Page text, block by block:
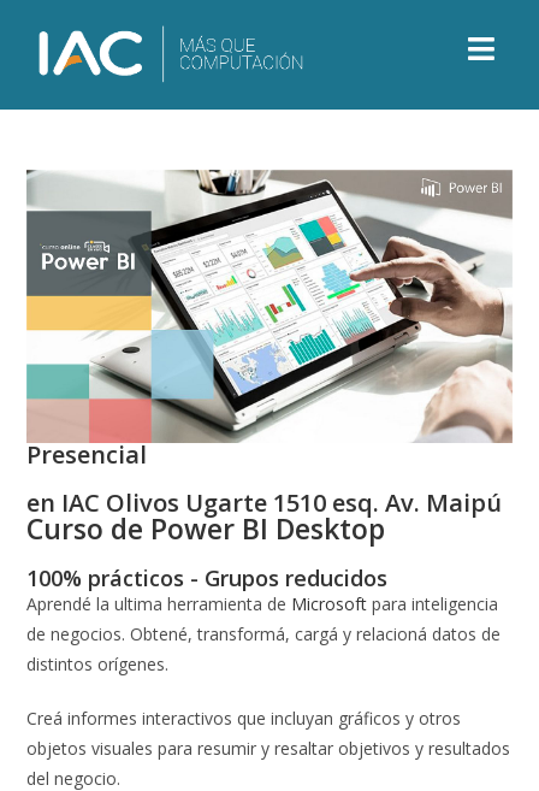
Presencial
en IAC Olivos Ugarte 1510 esq. Av. Maipú
Curso de Power BI Desktop
100% prácticos - Grupos reducidos
Aprendé la ultima herramienta de Microsoft para inteligencia
de negocios. Obtené, transformá, cargá y relacioná datos de
distintos orígenes.
Creá informes interactivos que incluyan gráficos y otros
objetos visuales para resumir y resaltar objetivos y resultados
del negocio.